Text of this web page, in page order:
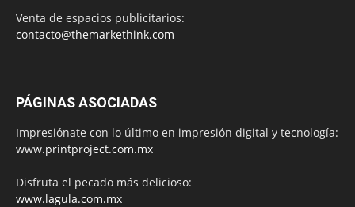
Venta de espacios publicitarios:
contacto@themarkethink.com
PÁGINAS ASOCIADAS
Impresiónate con lo último en impresión digital y tecnología:
www.printproject.com.mx
Disfruta el pecado más delicioso:
www.lagula.com.mx